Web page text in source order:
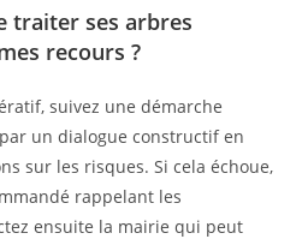
traiter ses arbres
recours ?
suivez une démarche
un dialogue constructif en
sur les risques. Si cela échoue,
rappelant les
ensuite la mairie qui peut